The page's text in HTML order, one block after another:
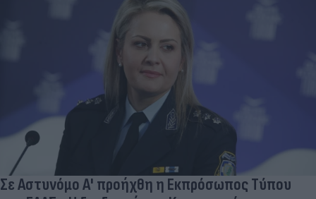
Σε Αστυνόμο Α' προήχθη η Εκπρόσωπος Τύπου